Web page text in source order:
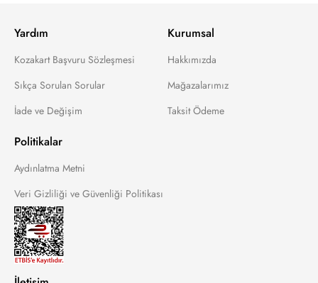
Yardım
Kozakart Başvuru Sözleşmesi
Sıkça Sorulan Sorular
İade ve Değişim
Kurumsal
Hakkımızda
Mağazalarımız
Taksit Ödeme
Politikalar
Aydınlatma Metni
Veri Gizliliği ve Güvenliği Politikası